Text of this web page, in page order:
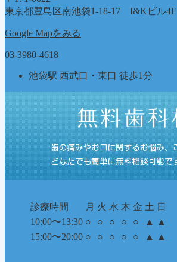
リ
東京都豊島区南池袋1-18-17 I&Kビル4F
Google Mapをみる
03-3980-4618
池袋駅 西武口・東口 徒歩1分
診療時間 月 火 水 木 金 土 日
10:00〜13:30 ○ ○ ○ ○ ○ ▲
▲
15:00〜20:00 ○ ○ ○ ○ ○ ▲ ▲